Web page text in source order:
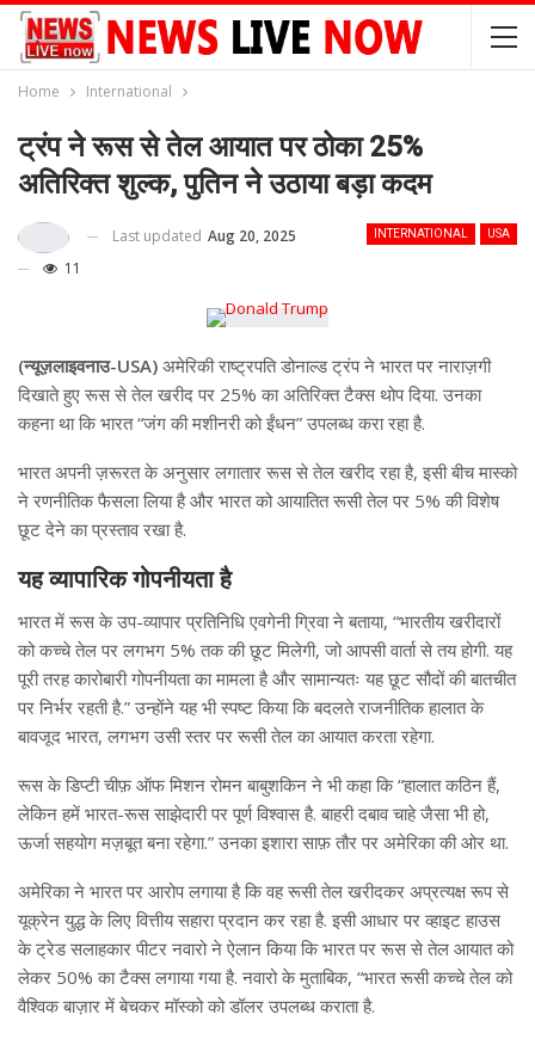
Home International
ट्रंप ने रूस से तेल आयात पर ठोका 25%
अतिरिक्त शुल्क, पुतिन ने उठाया बड़ा कदम
INTERNATIONAL USA
Last updated Aug 20, 2025
11
(न्यूज़लाइवनाउ-USA) अमेरिकी राष्ट्रपति डोनाल्ड ट्रंप ने भारत पर नाराज़गी
दिखाते हुए रूस से तेल खरीद पर 25% का अतिरिक्त टैक्स थोप दिया. उनका
कहना था कि भारत “जंग की मशीनरी को ईंधन” उपलब्ध करा रहा है.
भारत अपनी ज़रूरत के अनुसार लगातार रूस से तेल खरीद रहा है, इसी बीच मास्को
ने रणनीतिक फैसला लिया है और भारत को आयातित रूसी तेल पर 5% की विशेष
छूट देने का प्रस्ताव रखा है.
यह व्यापारिक गोपनीयता है
भारत में रूस के उप-व्यापार प्रतिनिधि एवगेनी ग्रिवा ने बताया, “भारतीय खरीदारों
को कच्चे तेल पर लगभग 5% तक की छूट मिलेगी, जो आपसी वार्ता से तय होगी. यह
पूरी तरह कारोबारी गोपनीयता का मामला है और सामान्यतः यह छूट सौदों की बातचीत
पर निर्भर रहती है.” उन्होंने यह भी स्पष्ट किया कि बदलते राजनीतिक हालात के
बावजूद भारत, लगभग उसी स्तर पर रूसी तेल का आयात करता रहेगा.
रूस के डिप्टी चीफ़ ऑफ मिशन रोमन बाबुशकिन ने भी कहा कि “हालात कठिन हैं,
लेकिन हमें भारत-रूस साझेदारी पर पूर्ण विश्वास है. बाहरी दबाव चाहे जैसा भी हो,
ऊर्जा सहयोग मज़बूत बना रहेगा.” उनका इशारा साफ़ तौर पर अमेरिका की ओर था.
अमेरिका ने भारत पर आरोप लगाया है कि वह रूसी तेल खरीदकर अप्रत्यक्ष रूप से
यूक्रेन युद्ध के लिए वित्तीय सहारा प्रदान कर रहा है. इसी आधार पर व्हाइट हाउस
के ट्रेड सलाहकार पीटर नवारो ने ऐलान किया कि भारत पर रूस से तेल आयात को
लेकर 50% का टैक्स लगाया गया है. नवारो के मुताबिक, “भारत रूसी कच्चे तेल को
वैश्विक बाज़ार में बेचकर मॉस्को को डॉलर उपलब्ध कराता है.